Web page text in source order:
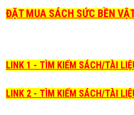
ĐẶT MUA SÁCH SỨC BỀN
LINK 1 - TÌM KIẾM SÁCH/TÀI
LINK 2 - TÌM KIẾM SÁCH/TÀI